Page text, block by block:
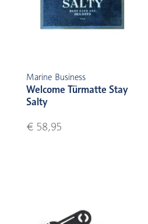
Marine Business
Welcome Türmatte Stay
Salty
€ 58,95